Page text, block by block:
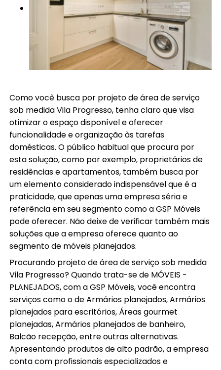
Como você busca por projeto de área de serviço
sob medida Vila Progresso, tenha claro que visa
otimizar o espaço disponível e oferecer
funcionalidade e organização às tarefas
domésticas. O público habitual que procura por
esta solução, como por exemplo, proprietários de
residências e apartamentos, também busca por
um elemento considerado indispensável que é a
praticidade, que apenas uma empresa séria e
referência em seu segmento como a GSP Móveis
pode oferecer. Não deixe de verificar também mais
soluções que a empresa oferece quanto ao
segmento de móveis planejados.
Procurando projeto de área de serviço sob medida
Vila Progresso? Quando trata-se de MÓVEIS -
PLANEJADOS, com a GSP Móveis, você encontra
serviços como o de Armários planejados, Armários
planejados para escritórios, Áreas gourmet
planejadas, Armários planejados de banheiro,
Balcão recepção, entre outras alternativas.
Apresentando produtos de alto padrão, a empresa
conta com profissionais especializados e